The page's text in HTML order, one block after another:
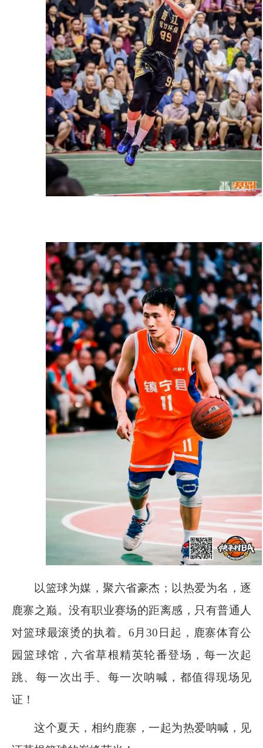
以篮球为媒，聚六省豪杰；以热爱为名，逐
鹿寨之巅。没有职业赛场的距离感，只有普通人
对篮球最滚烫的执着。 6 月 30 日起，鹿寨体育公
园篮球馆，六省草根精英轮番登场，每一次起
跳、每一次出手、每一次呐喊，都值得现场见
证！
这个夏天，相约鹿寨，一起为热爱呐喊，见